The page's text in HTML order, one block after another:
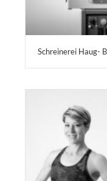
Schreinerei Haug-